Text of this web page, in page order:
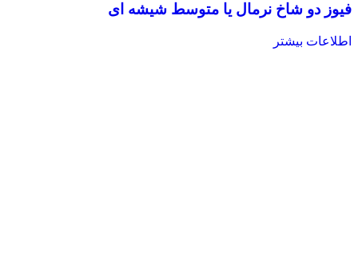
فیوز دو شاخ نرمال یا متوسط شیشه ای
اطلاعات بیشتر